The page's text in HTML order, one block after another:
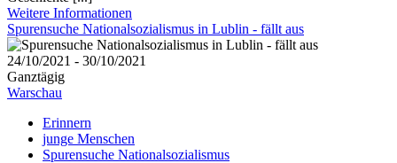
Weitere Informationen
Spurensuche Nationalsozialismus in Lublin - fällt aus
24/10/2021 - 30/10/2021
Ganztägig
Warschau
Erinnern
junge Menschen
Spurensuche Nationalsozialismus